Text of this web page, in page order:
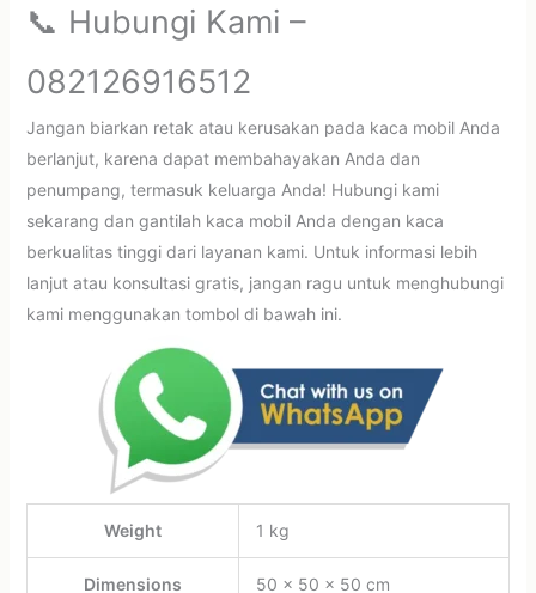
📞 Hubungi Kami –
082126916512
Jangan biarkan retak atau kerusakan pada kaca mobil Anda
berlanjut, karena dapat membahayakan Anda dan
penumpang, termasuk keluarga Anda! Hubungi kami
sekarang dan gantilah kaca mobil Anda dengan kaca
berkualitas tinggi dari layanan kami. Untuk informasi lebih
lanjut atau konsultasi gratis, jangan ragu untuk menghubungi
kami menggunakan tombol di bawah ini.
Weight 1 kg
Dimensions 50 × 50 × 50 cm